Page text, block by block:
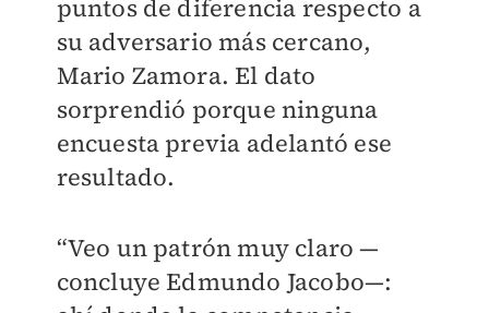
puntos de diferencia respecto a
su adversario más cercano,
Mario Zamora. El dato
sorprendió porque ninguna
encuesta previa adelantó ese
resultado.
“Veo un patrón muy claro —
concluye Edmundo Jacobo—: